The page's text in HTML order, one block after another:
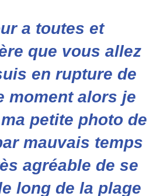
a toutes et
que vous allez
en rupture de
moment alors je
petite photo de
mauvais temps
agréable de se
long de la plage